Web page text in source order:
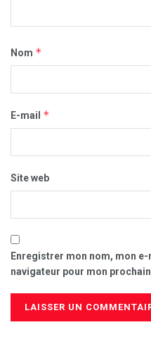
Nom *
E-mail *
Site web
Enregistrer mon nom, mon
navigateur pour mon